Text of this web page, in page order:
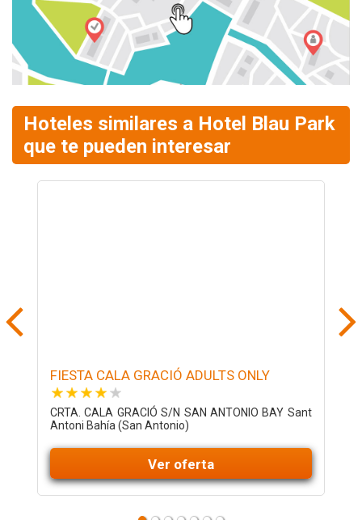
Hoteles similares a Hotel Blau Park
que te pueden interesar
FIESTA CALA GRACIÓ ADULTS ONLY
CRTA. CALA GRACIÓ S/N SAN ANTONIO BAY Sant
Antoni Bahía (San Antonio)
Ver oferta